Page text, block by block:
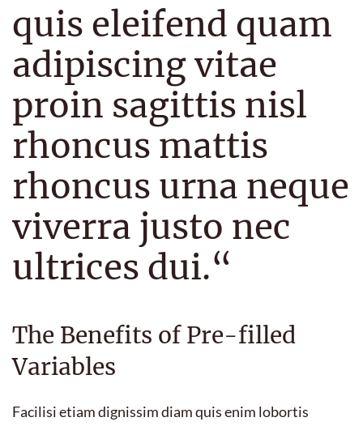
quis eleifend quam
adipiscing vitae
proin sagittis nisl
rhoncus mattis
rhoncus urna neque
viverra justo nec
ultrices dui.“
The Benefits of Pre-filled
Variables
Facilisi etiam dignissim diam quis enim lobortis